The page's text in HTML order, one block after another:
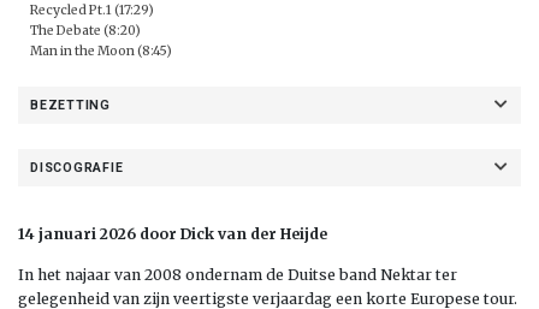
Recycled Pt.1 (17:29)
The Debate (8:20)
Man in the Moon (8:45)
BEZETTING
DISCOGRAFIE
14 januari 2026 door Dick van der Heijde
In het najaar van 2008 ondernam de Duitse band Nektar ter
gelegenheid van zijn veertigste verjaardag een korte Europese tour.